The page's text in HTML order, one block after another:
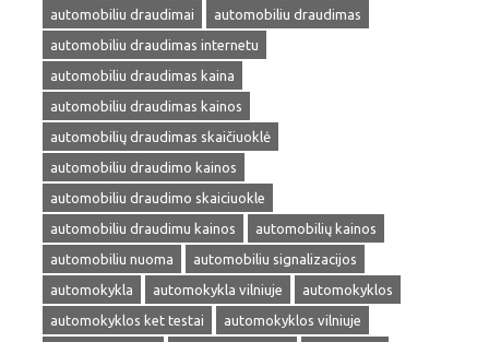
automobiliu draudimai
automobiliu draudimas
automobiliu draudimas internetu
automobiliu draudimas kaina
automobiliu draudimas kainos
automobilių draudimas skaičiuoklė
automobiliu draudimo kainos
automobiliu draudimo skaiciuokle
automobiliu draudimu kainos
automobilių kainos
automobiliu nuoma
automobiliu signalizacijos
automokykla
automokykla vilniuje
automokyklos
automokyklos ket testai
automokyklos vilniuje